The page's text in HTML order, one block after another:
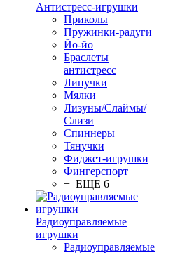
Антистресс-игрушки
Приколы
Пружинки-радуги
Йо-йо
Браслеты
антистресс
Липучки
Мялки
Лизуны/Слаймы/
Слизи
Спиннеры
Тянучки
Фиджет-игрушки
Фингерспорт
+ ЕЩЕ 6
Радиоуправляемые
игрушки
Радиоуправляемые